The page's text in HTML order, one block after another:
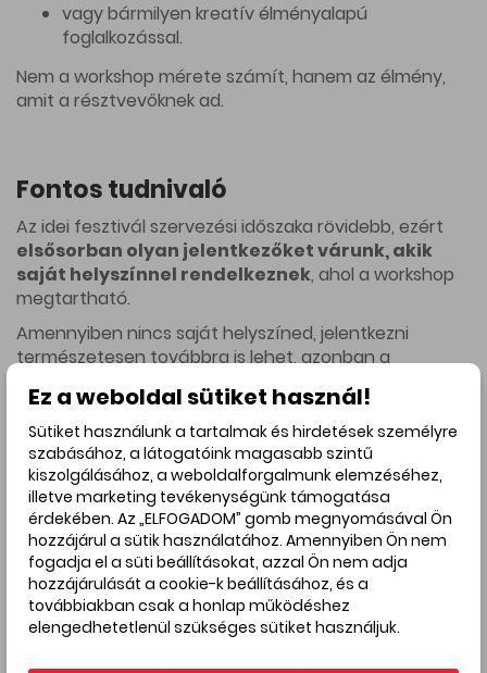
vagy bármilyen kreatív élményalapú
foglalkozással.
Nem a workshop mérete számít, hanem az élmény,
amit a résztvevőknek ad.
Fontos tudnivaló
Az idei fesztivál szervezési időszaka rövidebb, ezért
elsősorban olyan jelentkezőket várunk, akik
saját helyszínnel rendelkeznek, ahol a workshop
megtartható.
Amennyiben nincs saját helyszíned, jelentkezni
természetesen továbbra is lehet, azonban a
korábbiakkal ellentétben csak korlátozottan tudunk
segíteni a workshop-gazdák és a helyszínek
összekapcsolásában.
Miért érdemes csatlakozni?
A BUM Workshop Fesztivál lehetőséget ad arra, hogy
új közönséget érj el,
bemutasd vállalkozásodat vagy alkotói
tevékenységedet,
Ez a weboldal sütiket használ!
Sütiket használunk a tartalmak és hirdetések személyre
szabásához, a látogatóink magasabb szintű
kiszolgálásához, a weboldalforgalmunk elemzéséhez,
illetve marketing tevékenységünk támogatása
érdekében. Az „ELFOGADOM” gomb megnyomásával Ön
hozzájárul a sütik használatához. Amennyiben Ön nem
fogadja el a süti beállításokat, azzal Ön nem adja
hozzájárulását a cookie-k beállításához, és a
továbbiakban csak a honlap működéshez
elengedhetetlenül szükséges sütiket használjuk.